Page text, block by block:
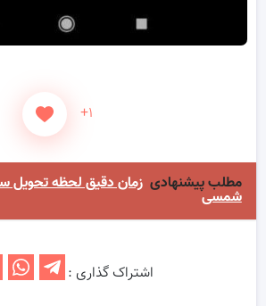
+۱
مطلب پیشنهادی
شمسی
اشتراک گذاری :